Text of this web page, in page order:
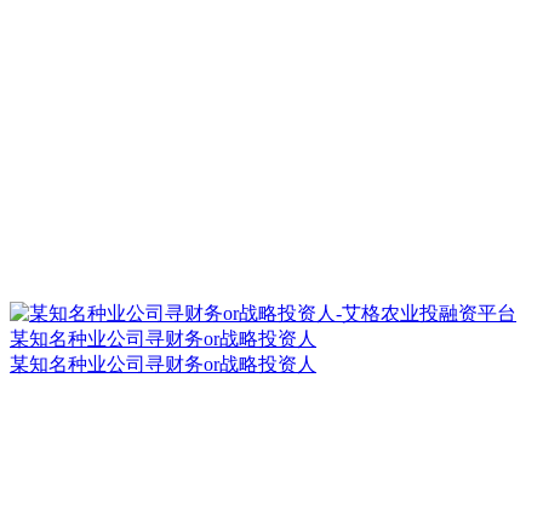
某知名种业公司寻财务or战略投资人
某知名种业公司寻财务or战略投资人